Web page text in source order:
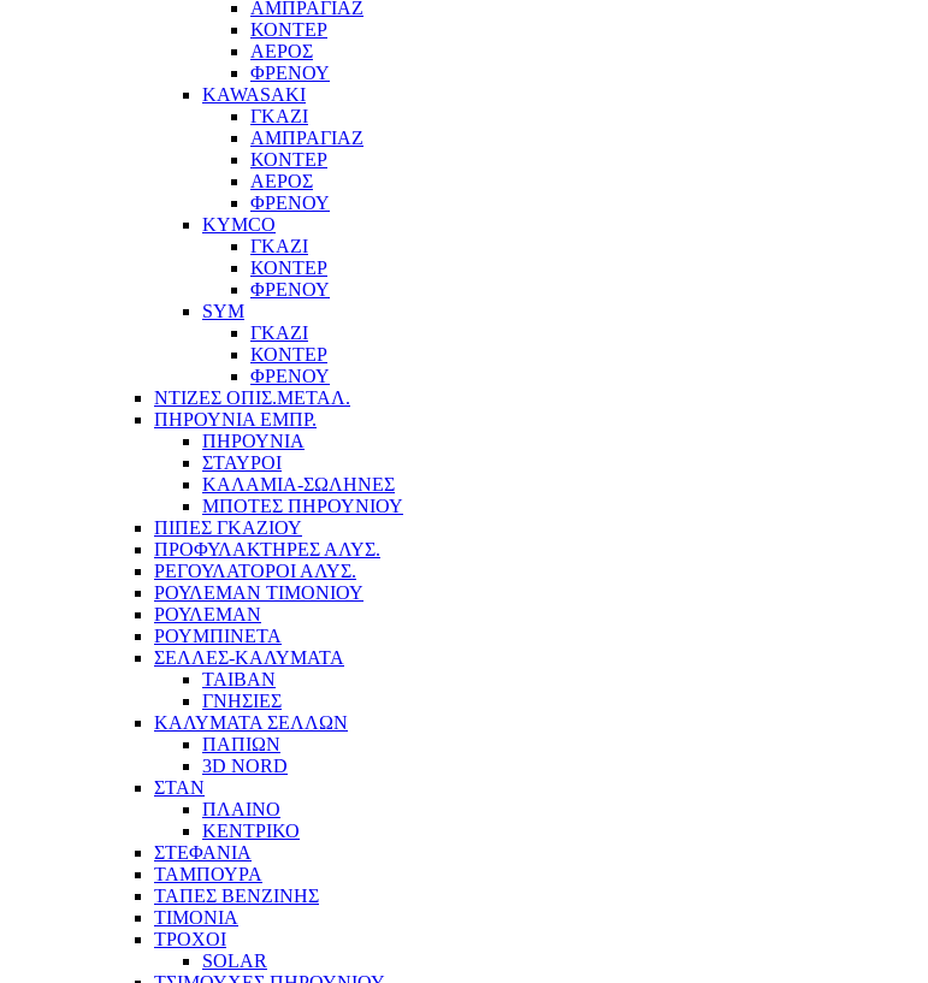
ΑΜΠΡΑΓΙΑΖ
ΚΟΝΤΕΡ
ΑΕΡΟΣ
ΦΡΕΝΟΥ
KAWASAKI
ΓΚΑΖΙ
ΑΜΠΡΑΓΙΑΖ
ΚΟΝΤΕΡ
ΑΕΡΟΣ
ΦΡΕΝΟΥ
KYMCO
ΓΚΑΖΙ
ΚΟΝΤΕΡ
ΦΡΕΝΟΥ
SYM
ΓΚΑΖΙ
ΚΟΝΤΕΡ
ΦΡΕΝΟΥ
ΝΤΙΖΕΣ ΟΠΙΣ.ΜΕΤΑΛ.
ΠΗΡΟΥΝΙΑ ΕΜΠΡ.
ΠΗΡΟΥΝΙΑ
ΣΤΑΥΡΟΙ
ΚΑΛΑΜΙΑ-ΣΩΛΗΝΕΣ
ΜΠΟΤΕΣ ΠΗΡΟΥΝΙΟΥ
ΠΙΠΕΣ ΓΚΑΖΙΟΥ
ΠΡΟΦΥΛΑΚΤΗΡΕΣ ΑΛΥΣ.
ΡΕΓΟΥΛΑΤΟΡΟΙ ΑΛΥΣ.
ΡΟΥΛΕΜΑΝ ΤΙΜΟΝΙΟΥ
ΡΟΥΛΕΜΑΝ
ΡΟΥΜΠΙΝΕΤΑ
ΣΕΛΛΕΣ-ΚΑΛΥΜΑΤΑ
ΤΑΙΒΑΝ
ΓΝΗΣΙΕΣ
ΚΑΛΥΜΑΤΑ ΣΕΛΛΩΝ
ΠΑΠΙΩΝ
3D NORD
ΣΤΑΝ
ΠΛΑΙΝΟ
ΚΕΝΤΡΙΚΟ
ΣΤΕΦΑΝΙΑ
ΤΑΜΠΟΥΡΑ
ΤΑΠΕΣ ΒΕΝΖΙΝΗΣ
ΤΙΜΟΝΙΑ
ΤΡΟΧΟΙ
SOLAR